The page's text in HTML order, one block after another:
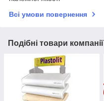
Всі умови повернення
Подібні товари компанії